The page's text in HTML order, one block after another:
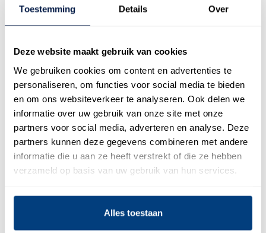
Toestemming Details Over
Deze website maakt gebruik van cookies
We gebruiken cookies om content en advertenties te
personaliseren, om functies voor social media te bieden
en om ons websiteverkeer te analyseren. Ook delen we
informatie over uw gebruik van onze site met onze
partners voor social media, adverteren en analyse. Deze
partners kunnen deze gegevens combineren met andere
informatie die u aan ze heeft verstrekt of die ze hebben
verzameld op basis van uw gebruik van hun services.
Alles toestaan
emotionele vaardigheden te hebben om contact te
leggen met kopers. Uit studies blijkt dat de meeste
combinatie met een product of dienst. Het is belangrijk
om verkopers aan te werven die echt luisteren naar
potentiële klanten en hun behoeften begrijpen, zowel
vanuit een verkoopperspectief als vanuit een
emotioneel perspectief.
Gebrek aan zelfbewustzijn
Het is belangrijk om geen verkoper aan te nemen die
niet naar een vergadering kan gaan zonder zich in het
zweet te werken. De beste verkopers zijn extravert en
niet bang om zich in te leven in de klant en kansen te
benutten zonder bang te zijn voor de uitkomst.